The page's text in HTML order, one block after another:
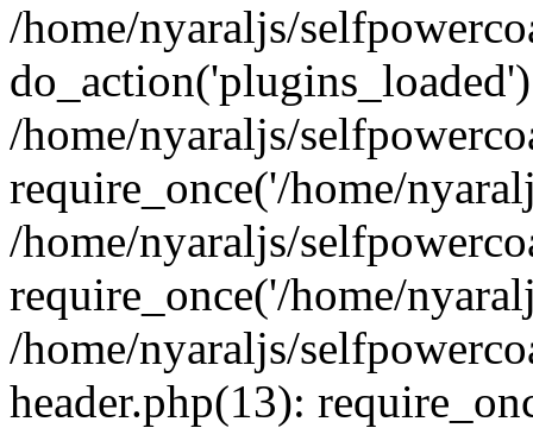
/home/nyaraljs/
/home/nyaraljs/
require_once('/home/
/home/nyaraljs/
require_once('/home/
/home/nyaraljs/
header.php(13):